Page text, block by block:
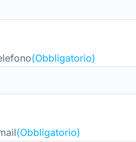
(Obbligatorio)
(Obbligatorio)